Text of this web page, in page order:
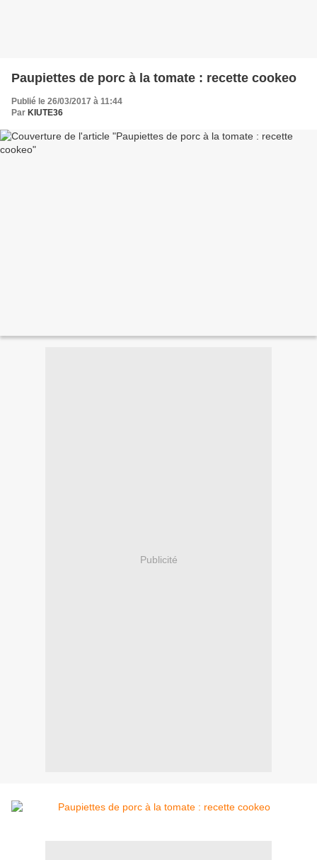
Paupiettes de porc à la tomate : recette cookeo
Publié le 26/03/2017 à 11:44
Par KIUTE36
Publicité